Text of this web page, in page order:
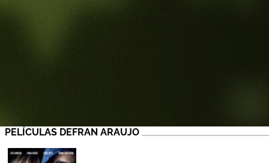
PELÍCULAS DEFRAN ARAUJO